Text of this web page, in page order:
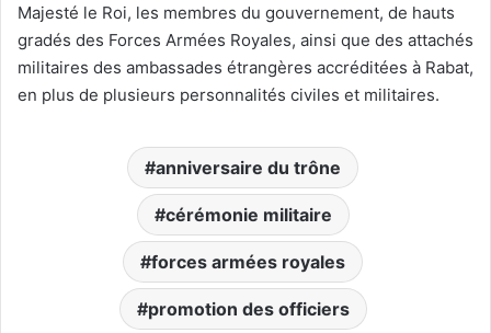
Majesté le Roi, les membres du gouvernement, de hauts
gradés des Forces Armées Royales, ainsi que des attachés
militaires des ambassades étrangères accréditées à Rabat,
en plus de plusieurs personnalités civiles et militaires.
anniversaire du trône
cérémonie militaire
forces armées royales
promotion des officiers